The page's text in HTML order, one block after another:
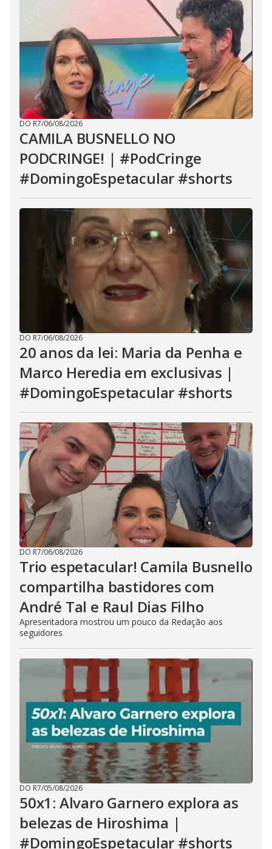
DO R7/06/08/2026
CAMILA BUSNELLO NO
PODCRINGE! | #PodCringe
#DomingoEspetacular #shorts
DO R7/06/08/2026
20 anos da lei: Maria da Penha e
Marco Heredia em exclusivas |
#DomingoEspetacular #shorts
DO R7/06/08/2026
Trio espetacular! Camila Busnello
compartilha bastidores com
André Tal e Raul Dias Filho
Apresentadora mostrou um pouco da Redação aos
seguidores
DO R7/05/08/2026
50x1: Alvaro Garnero explora as
belezas de Hiroshima |
#DomingoEspetacular #shorts